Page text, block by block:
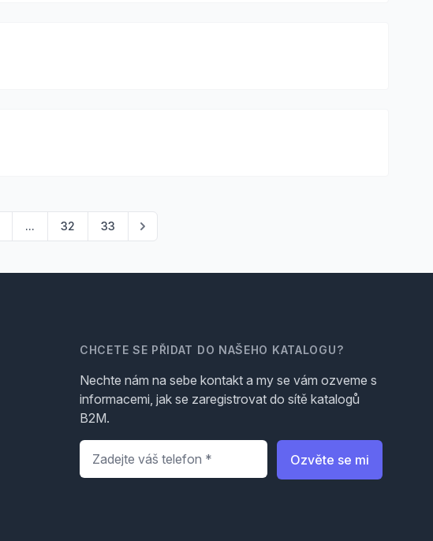
... 32 33
CHCETE SE PŘIDAT DO NAŠEHO KATALOGU?
Nechte nám na sebe kontakt a my se vám ozveme s
informacemi, jak se zaregistrovat do sítě katalogů
B2M.
Telefon
Ozvěte se mi